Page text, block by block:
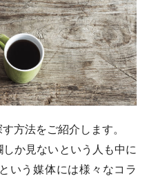
方法をご紹介します。
か見ないという人も中に
いう媒体には様々なコラ